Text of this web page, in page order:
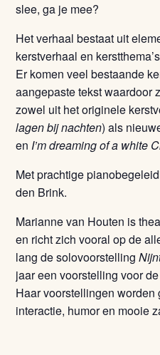
slee, ga je mee?
Het verhaal bestaat uit
kerstverhaal en
Er komen veel bestaande
aangepaste tekst waardoor
zowel uit het originele
lagen bij nachten) als
en I’m dreaming of a white
Met prachtige
den Brink.
Marianne van Houten is
en richt zich vooral op de
lang de solovoorstelling
jaar een voorstelling voor
Haar voorstellingen worden
interactie, humor en mooie